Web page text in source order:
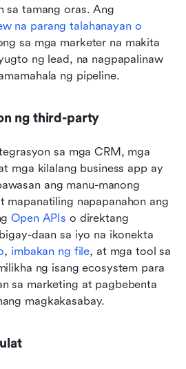
na parang talahanayan o
sa mga marketer na makita
ng lead, na nagpapalinaw
ng pipeline.
ng third-party
sa mga CRM, mga
mga kilalang business app ay
ang manu-manong
mapanatiling napapanahon ang
Open APIs o direktang
daan sa iyo na ikonekta
, imbakan ng file, at mga tool sa
ng isang ecosystem para
sa marketing at pagbebenta
magkakasabay.